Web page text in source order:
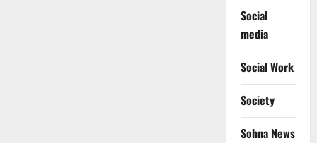
Social
media
Social Work
Society
Sohna News